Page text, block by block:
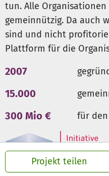
Projekt teilen
Sie werden außerdem
Aktivitäten wie Meditation
Das Projekt finanziert sich
Deutschland. Da es noch
verfügt, steckt
das Projekt. Flávio hat den
sich gelassen. Er ist
einer kleinen
Hintergrund: Seit einigen
in der brasilianischen
tun. Alle
gemeinnützig. Da auch
sind und nicht
Plattform für die
2007
15.000
300 Mio € für den